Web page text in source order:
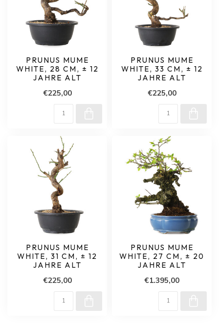
PRUNUS MUME
WHITE, 28 CM, ± 12
JAHRE ALT
€225,00
PRUNUS MUME
WHITE, 33 CM, ± 12
JAHRE ALT
€225,00
PRUNUS MUME
WHITE, 31 CM, ± 12
JAHRE ALT
€225,00
PRUNUS MUME
WHITE, 27 CM, ± 20
JAHRE ALT
€1.395,00